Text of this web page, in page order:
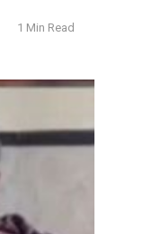
1 Min Read